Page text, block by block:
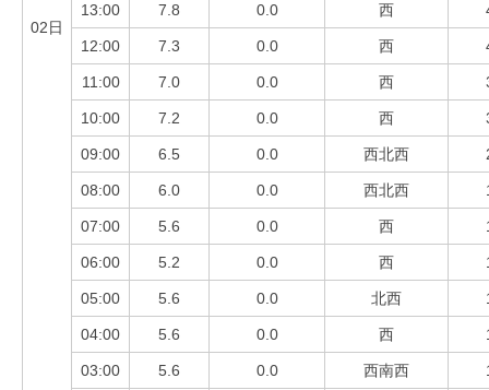
02日
13:00 7.8 0.0 西
12:00 7.3 0.0 西
11:00 7.0 0.0 西
10:00 7.2 0.0 西
09:00 6.5 0.0 西北西
08:00 6.0 0.0 西北西
07:00 5.6 0.0 西
06:00 5.2 0.0 西
05:00 5.6 0.0 北西
04:00 5.6 0.0 西
03:00 5.6 0.0 西南西